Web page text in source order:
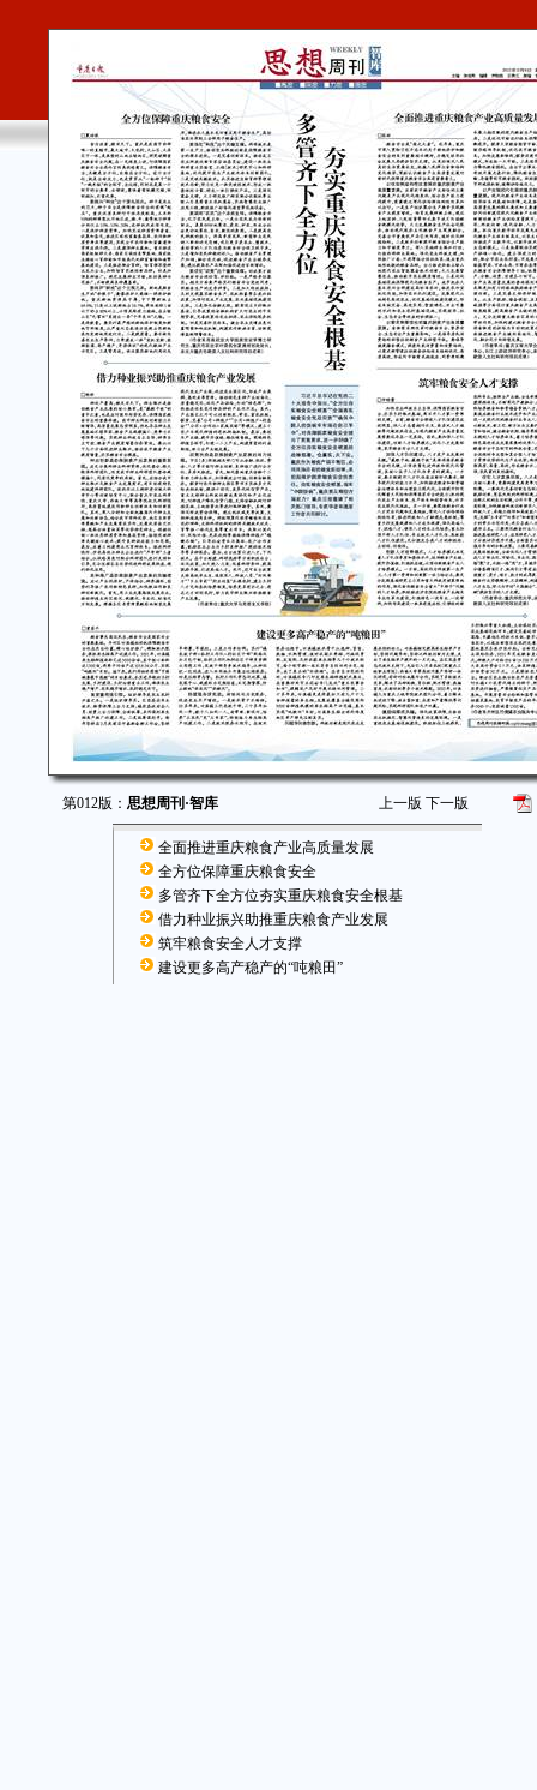
第012版： 思想周刊·智库 上一版 下一版
全面推进重庆粮食产业高质量发展
全方位保障重庆粮食安全
多管齐下全方位夯实重庆粮食安全根基
借力种业振兴助推重庆粮食产业发展
筑牢粮食安全人才支撑
建设更多高产稳产的“吨粮田”